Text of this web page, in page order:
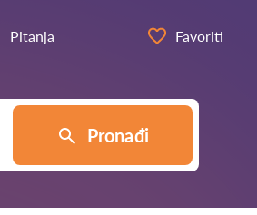
Pitanja Favoriti
Pronađi